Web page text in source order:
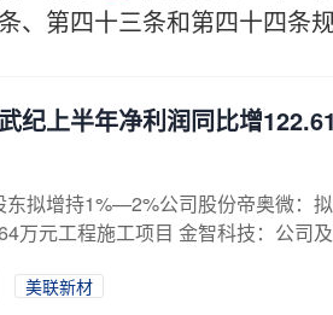
、第四十三条和第四十四条
纪上半年净利润同比增
东拟增持1%—2%公司股份帝奥微：
万元工程施工项目 金智科技：公司及
美联新材